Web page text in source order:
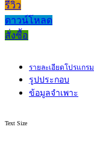
รีวิว
ดาวน์โหลด
สั่งซื้อ
รายละเอียดโปรแกรม
รูปประกอบ
ข้อมูลจำเพาะ
Text Size